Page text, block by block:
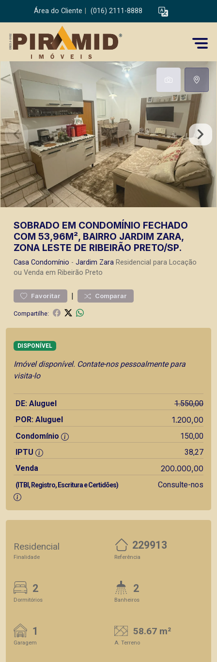
Área do Cliente (016) 2111-8888
SOBRADO EM CONDOMÍNIO FECHADO
COM 53,96M², BAIRRO JARDIM ZARA,
ZONA LESTE DE RIBEIRÃO PRETO/SP.
Casa Condomínio - Jardim Zara Residencial para Locação
ou Venda em Ribeirão Preto
Favoritar | Comparar
Compartilhe:
DISPONÍVEL
Imóvel disponível. Contate-nos pessoalmente para
visita-lo
DE: Aluguel
1.550,00
POR: Aluguel
1.200,00
Condomínio
150,00
IPTU
38,27
Venda
200.000,00
(ITBI, Registro, Escritura e Certidões) Consulte-nos
Residencial
Finalidade
229913
Referência
2
Dormitórios
2
Banheiros
1
Garagem
58.67 m²
A. Terreno